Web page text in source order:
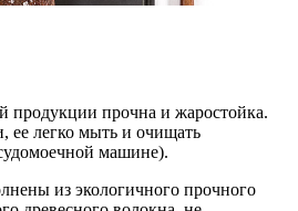
продукции прочна и жаростойка.
ее легко мыть и очищать
машине).
из экологичного прочного